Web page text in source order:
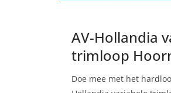
AV-Hollandia
trimloop
Doe mee met het